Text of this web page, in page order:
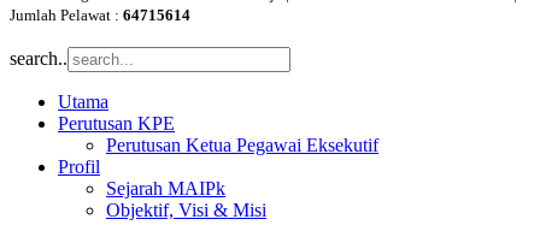
Jumlah Pelawat : 64715614
search..
Utama
Perutusan KPE
Perutusan Ketua Pegawai Eksekutif
Profil
Sejarah MAIPk
Objektif, Visi & Misi